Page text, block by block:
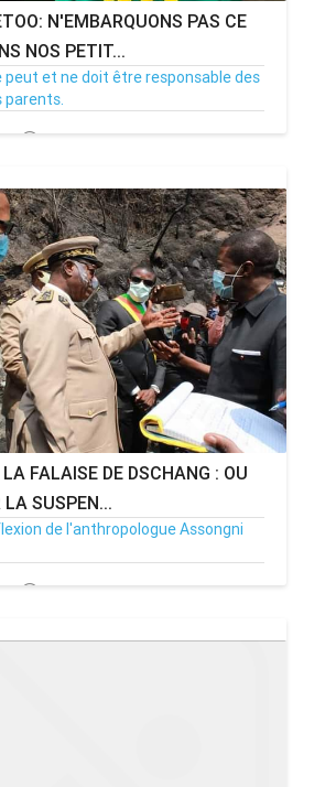
N'EMBARQUONS PAS CE
NOS PETIT...
peut et ne doit être responsable des
parents.
Par MenouActu 111
FALAISE DE DSCHANG : OU
LA SUSPEN...
de l'anthropologue Assongni
Par MenouActu 28